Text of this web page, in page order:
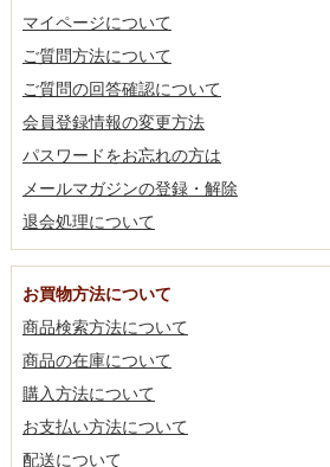
マイページについて
ご質問方法について
ご質問の回答確認について
会員登録情報の変更方法
パスワードをお忘れの方は
メールマガジンの登録・解除
退会処理について
お買物方法について
商品検索方法について
商品の在庫について
購入方法について
お支払い方法について
配送について